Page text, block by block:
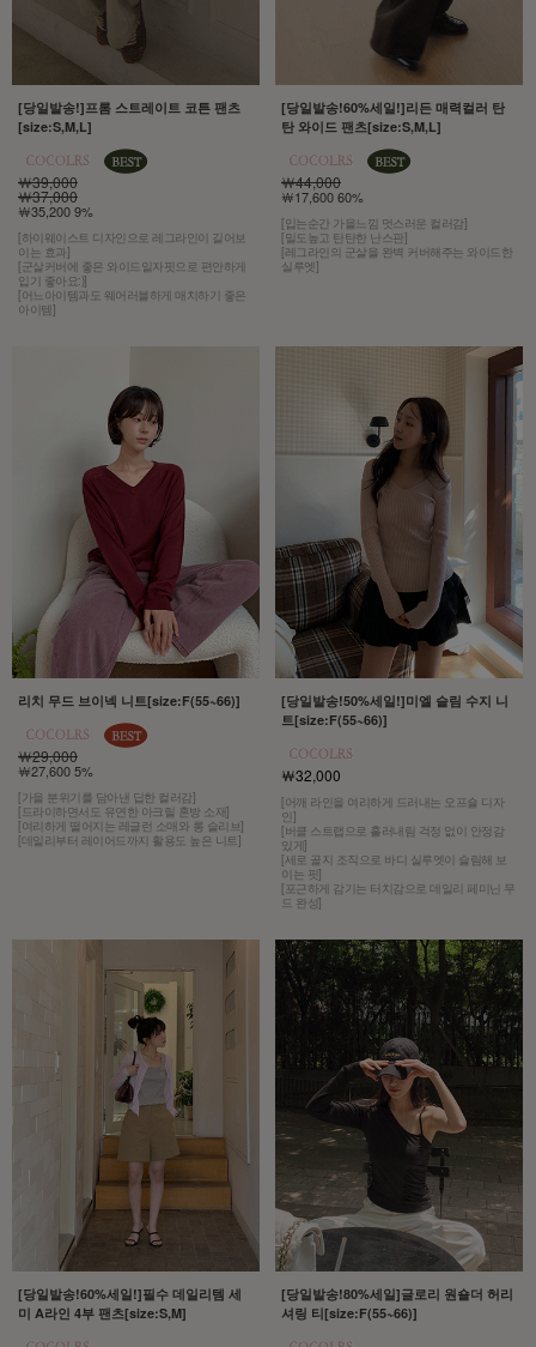
[당일발송!]프롬 스트레이트 코튼 팬츠
[size:S,M,L]
￦39,000
￦37,000
￦35,200 9%
[하이웨이스트 디자인으로 레그라인이 길어보
이는 효과]
[군살커버에 좋은 와이드일자핏으로 편안하게
입기 좋아요:)]
[어느아이템과도 웨어러블하게 매치하기 좋은
아이템]
[당일발송!60%세일!]리든 매력컬러 탄
탄 와이드 팬츠[size:S,M,L]
￦44,000
￦17,600 60%
[입는순간 가을느낌 멋스러운 컬러감]
[밀도높고 탄탄한 난스판]
[레그라인의 군살을 완벽 커버해주는 와이드한
실루엣]
리치 무드 브이넥 니트[size:F(55~66)]
￦29,000
￦27,600 5%
[가을 분위기를 담아낸 딥한 컬러감]
[드라이하면서도 유연한 아크릴 혼방 소재]
[여리하게 떨어지는 레글런 소매와 롱 슬리브]
[데일리부터 레이어드까지 활용도 높은 니트]
[당일발송!50%세일!]미엘 슬림 수지 니
트[size:F(55~66)]
￦32,000
[어깨 라인을 여리하게 드러내는 오프숄 디자
인]
[버클 스트랩으로 흘러내림 걱정 없이 안정감
있게]
[세로 골지 조직으로 바디 실루엣이 슬림해 보
이는 핏]
[포근하게 감기는 터치감으로 데일리 페미닌 무
드 완성]
[당일발송!60%세일!]필수 데일리템 세
미 A라인 4부 팬츠[size:S,M]
[당일발송!80%세일]글로리 원숄더 허리
셔링 티[size:F(55~66)]